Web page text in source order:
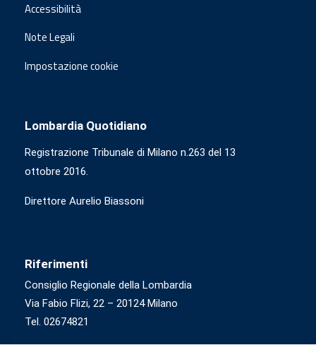
Accessibilità
Note Legali
Impostazione cookie
Lombardia Quotidiano
Registrazione Tribunale di Milano n.263 del 13
ottobre 2016.
Direttore Aurelio Biassoni
Riferimenti
Consiglio Regionale della Lombardia
Via Fabio Flizi, 22 – 20124 Milano
Tel. 02674821